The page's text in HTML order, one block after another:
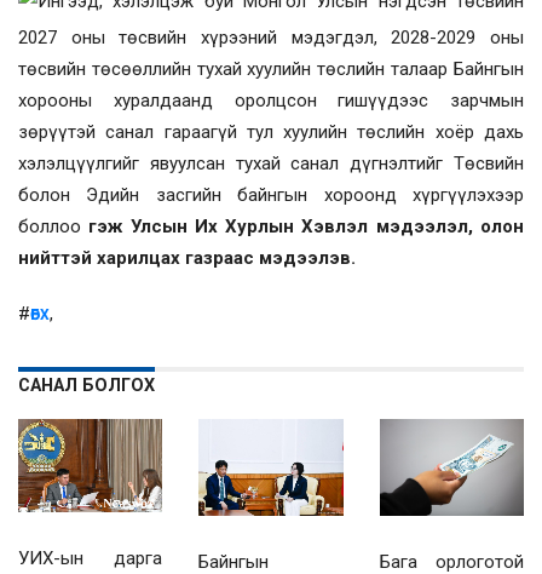
2027 оны төсвийн хүрээний мэдэгдэл, 2028-2029 оны
төсвийн төсөөллийн тухай хуулийн төслийн талаар Байнгын
хорооны хуралдаанд оролцсон гишүүдээс зарчмын
зөрүүтэй санал гараагүй тул хуулийн төслийн хоёр дахь
хэлэлцүүлгийг явуулсан тухай санал дүгнэлтийг Төсвийн
болон Эдийн засгийн байнгын хороонд хүргүүлэхээр
боллоо гэж Улсын Их Хурлын Хэвлэл мэдээлэл, олон
нийттэй харилцах газраас мэдээлэв.
#ӨБХ,
САНАЛ БОЛГОХ
УИХ-ын дарга
Байнгын
Бага орлоготой